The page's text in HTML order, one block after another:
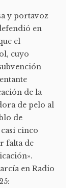
y portavoz
en
el
cuyo
de la
de pelo al
de
cinco
falta de
en Radio